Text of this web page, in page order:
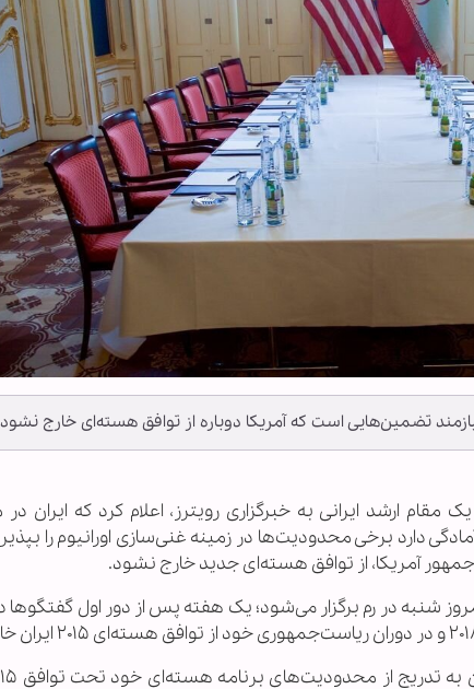
تضمین‌هایی است که آمریکا دوباره از توافق هسته‌ای خارج
یک مقام ارشد ایرانی به خبرگزاری رویترز، اعلام کرد که ایران در
دارد برخی محدودیت‌ها در زمینه غنی‌سازی اورانیوم را
آمریکا، از توافق هسته‌ای جدید خارج نشود.
شنبه در رم برگزار می‌شود؛ یک هفته پس از دور اول